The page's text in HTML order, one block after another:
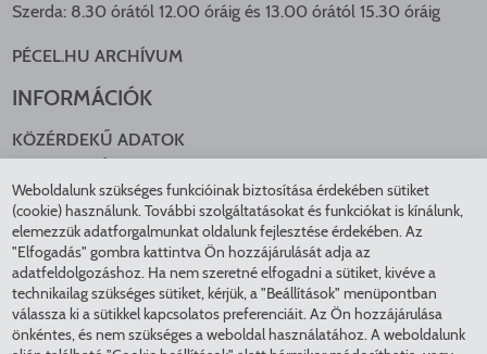
Szerda: 8.30 órától 12.00 óráig és 13.00 órától 15.30 óráig
PÉCEL.HU ARCHÍVUM
INFORMÁCIÓK
KÖZÉRDEKŰ ADATOK
KÖZLEKEDÉS
ADATKEZELÉS
ÁTLÁTHATÓ ÖNKORMÁNYZAT
COOKIE BEÁLLÍTÁSOK
INTÉZMÉNYEK
Weboldalunk szükséges funkcióinak biztosítása érdekében sütiket
(cookie) használunk. További szolgáltatásokat és funkciókat is kínálunk,
elemezzük adatforgalmunkat oldalunk fejlesztése érdekében. Az
"Elfogadás" gombra kattintva Ön hozzájárulását adja az
adatfeldolgozáshoz. Ha nem szeretné elfogadni a sütiket, kivéve a
technikailag szükséges sütiket, kérjük, a "Beállítások" menüpontban
válassza ki a sütikkel kapcsolatos preferenciáit. Az Ön hozzájárulása
önkéntes, és nem szükséges a weboldal használatához. A weboldalunk